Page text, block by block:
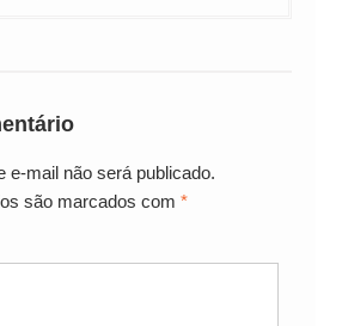
e-mail não será publicado.
são marcados com *